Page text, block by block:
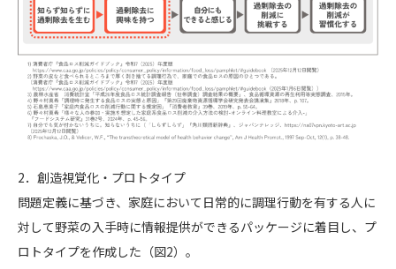
2．創造視覚化・プロトタイプ
問題定義に基づき、家庭において日常的に調理行動を有する人に
対して野菜の入手時に情報提供ができるパッケージに着目し、プ
ロトタイプを作成した（図2）。